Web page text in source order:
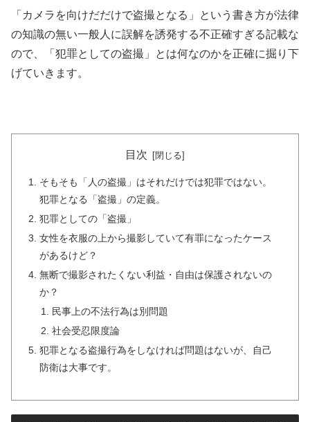
「カメラを向けだだけで盗撮となる」という書き方が法律
の知識の無い一般人に誤解を誘発する不正確すぎる記載な
ので、「犯罪としての盗撮」とは何なのかを正確に掘り下
げていきます。
目次
そもそも「人の盗撮」はそれだけでは犯罪ではない。
犯罪となる「盗撮」の定義。
犯罪としての「盗撮」
女性を衣服の上から撮影していて有罪になったケース
があるけど？
無断で撮影されたくない利益・自由は保護されないの
か？
民事上の不法行為は別問題
社会受忍限度論
犯罪となる盗撮行為をしなければ問題はないが、自己
防衛は大事です。